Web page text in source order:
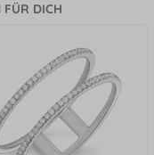
FÜR DICH